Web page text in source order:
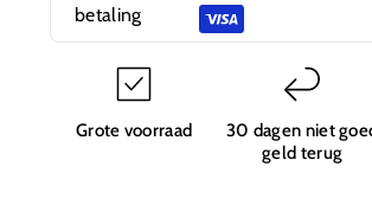
Body
Clips
(Klein)
Body
Clips
betaling
Grote voorraad
30 dagen niet
geld terug